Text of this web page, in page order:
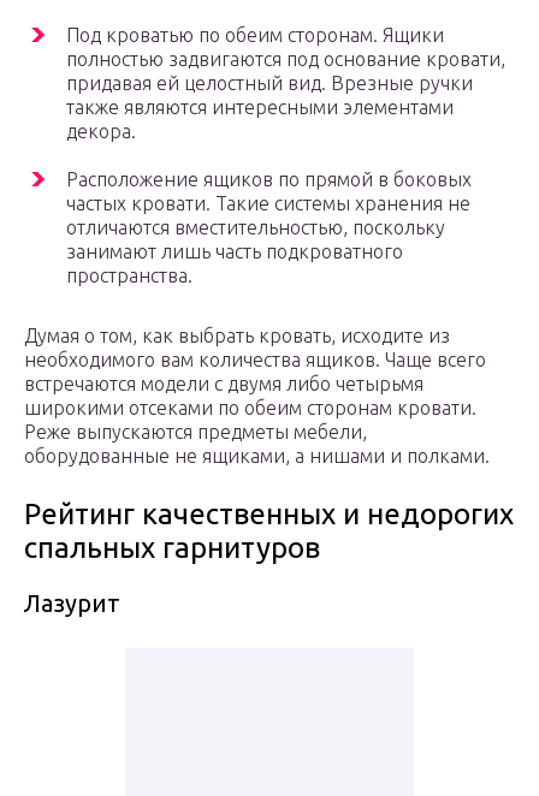
Под кроватью по обеим сторонам. Ящики
полностью задвигаются под основание кровати,
придавая ей целостный вид. Врезные ручки
также являются интересными элементами
декора.
Расположение ящиков по прямой в боковых
частых кровати. Такие системы хранения не
отличаются вместительностью, поскольку
занимают лишь часть подкроватного
пространства.
Думая о том, как выбрать кровать, исходите из
необходимого вам количества ящиков. Чаще всего
встречаются модели с двумя либо четырьмя
широкими отсеками по обеим сторонам кровати.
Реже выпускаются предметы мебели,
оборудованные не ящиками, а нишами и полками.
Рейтинг качественных и недорогих
спальных гарнитуров
Лазурит